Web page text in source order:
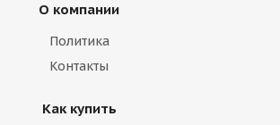
О компании
Политика
Контакты
Как купить